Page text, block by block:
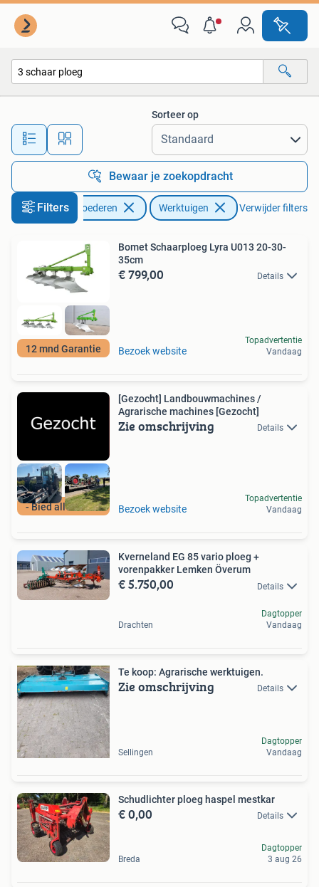
Alle afstanden…
Sorteer op
Bewaar je zoekopdracht
Filters
Zakelijke goederen Werktuigen Verwijder filters
12 mnd Garantie
Bomet Schaarploeg Lyra U013 20-30-
35cm
€ 799,00 Details
Bezoek website
Topadvertentie
Vandaag
- Bied alles aan -
[Gezocht] Landbouwmachines /
Agrarische machines [Gezocht]
Zie omschrijving Details
Bezoek website
Topadvertentie
Vandaag
Kverneland EG 85 vario ploeg +
vorenpakker Lemken Överum
€ 5.750,00 Details
Drachten
Dagtopper
Vandaag
Te koop: Agrarische werktuigen.
Zie omschrijving Details
Sellingen
Dagtopper
Vandaag
Schudlichter ploeg haspel mestkar
€ 0,00 Details
Breda
Dagtopper
3 aug 26